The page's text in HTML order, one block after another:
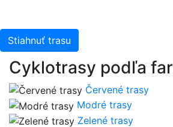
Stiahnuť trasu
Cyklotrasy podľa
Červené trasy
Modré trasy
Zelené trasy